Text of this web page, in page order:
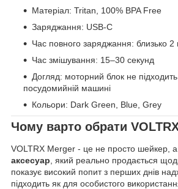
Матеріал: Tritan, 100% BPA Free
Заряджання: USB-C
Час повного заряджання: близько 2
Час змішування: 15–30 секунд
Догляд: моторний блок не
посудомийній машині
Кольори: Dark Green, Blue, Grey
Чому варто обрати
VOLTRX Merger - це не просто шейкер, а
аксесуар , який реально продається
показує високий попит з перших днів
підходить як для особистого